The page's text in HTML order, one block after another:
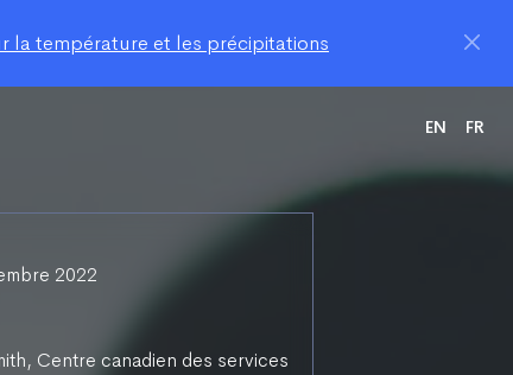
la température et les précipitations
EN FR
2022
Centre canadien des services